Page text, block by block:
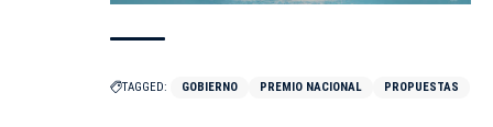
TAGGED: GOBIERNO PREMIO NACIONAL PROPUESTAS